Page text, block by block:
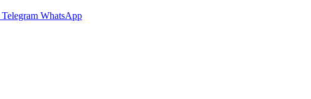
Telegram WhatsApp